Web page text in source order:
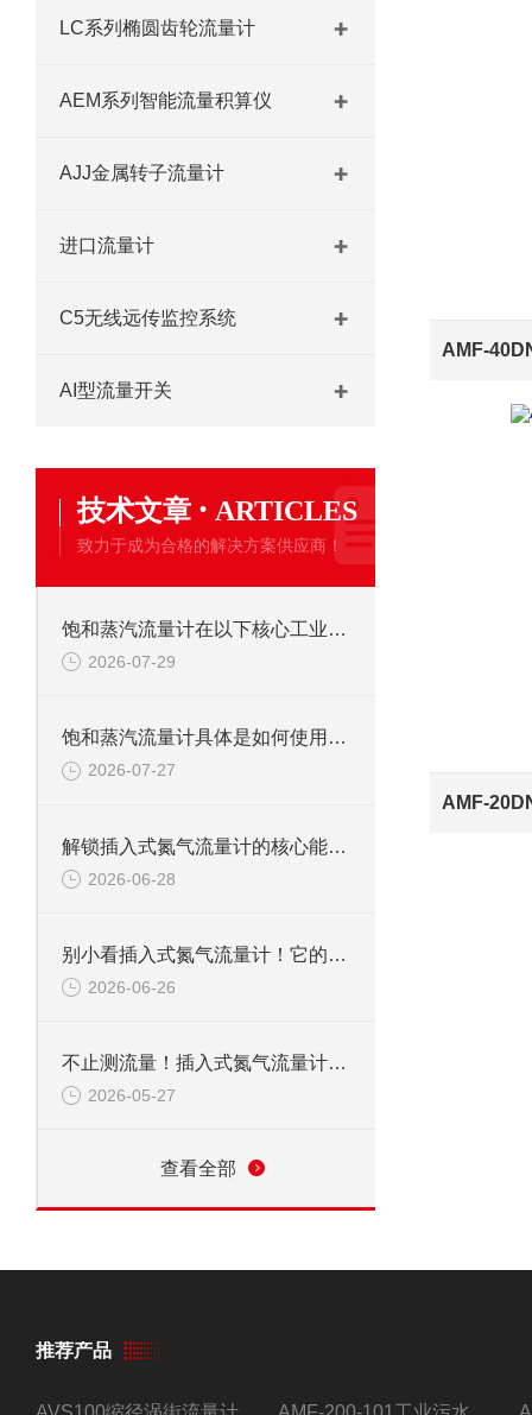
LC系列椭圆齿轮流量计
AEM系列智能流量积算仪
AJJ金属转子流量计
进口流量计
C5无线远传监控系统
AI型流量开关
技术文章 · ARTICLES
致力于成为合格的解决方案供应商！
饱和蒸汽流量计在以下核心工业领域发挥着关键作用
2026-07-29
饱和蒸汽流量计具体是如何使用的呢？
2026-07-27
解锁插入式氮气流量计的核心能力：它如何为氮气计量“保驾护航”？
2026-06-28
别小看插入式氮气流量计！它的应用范围，远超你想象
2026-06-26
不止测流量！插入式氮气流量计，到底能覆盖多少关键领域？
2026-05-27
查看全部
AMF-
AMF-
推荐产品